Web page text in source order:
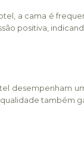
a cama é
positiva,
desempenham